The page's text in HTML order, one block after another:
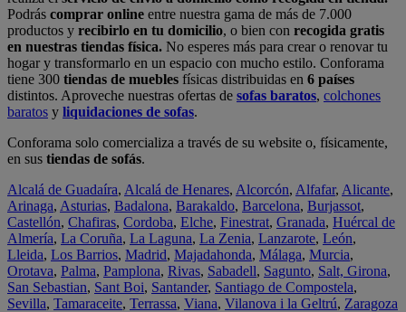
Podrás comprar online entre nuestra gama de más de 7.000
productos y recibirlo en tu domicilio, o bien con recogida gratis
en nuestras tiendas física. No esperes más para crear o renovar tu
hogar y transformarlo en un espacio con mucho estilo. Conforama
tiene 300 tiendas de muebles físicas distribuidas en 6 países
distintos. Aproveche nuestras ofertas de sofas baratos, colchones
baratos y liquidaciones de sofas.
Conforama solo comercializa a través de su website o, físicamente,
en sus tiendas de sofás.
Alcalá de Guadaíra, Alcalá de Henares, Alcorcón, Alfafar, Alicante,
Arinaga, Asturias, Badalona, Barakaldo, Barcelona, Burjassot,
Castellón, Chafiras, Cordoba, Elche, Finestrat, Granada, Huércal de
Almería, La Coruña, La Laguna, La Zenia, Lanzarote, León,
Lleida, Los Barrios, Madrid, Majadahonda, Málaga, Murcia,
Orotava, Palma, Pamplona, Rivas, Sabadell, Sagunto, Salt, Girona,
San Sebastian, Sant Boi, Santander, Santiago de Compostela,
Sevilla, Tamaraceite, Terrassa, Viana, Vilanova i la Geltrú, Zaragoza